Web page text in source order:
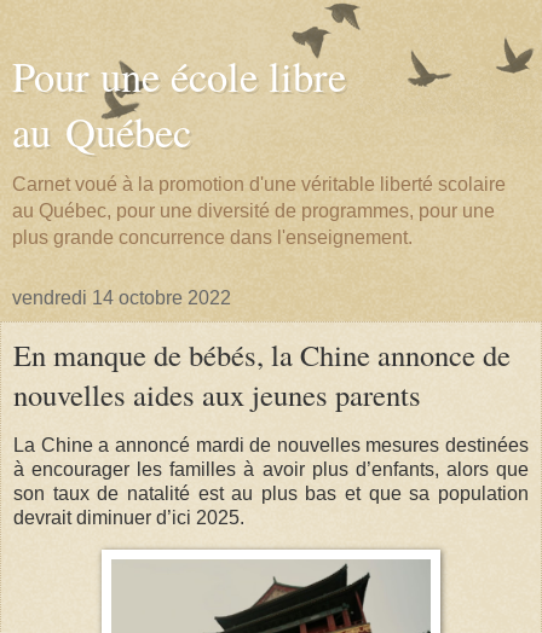
Pour une école libre
au Québec
Carnet voué à la promotion d'une véritable liberté scolaire
au Québec, pour une diversité de programmes, pour une
plus grande concurrence dans l'enseignement.
vendredi 14 octobre 2022
En manque de bébés, la Chine annonce de
nouvelles aides aux jeunes parents
La Chine a annoncé mardi de nouvelles mesures destinées
à encourager les familles à avoir plus d’enfants, alors que
son taux de natalité est au plus bas et que sa population
devrait diminuer d’ici 2025.